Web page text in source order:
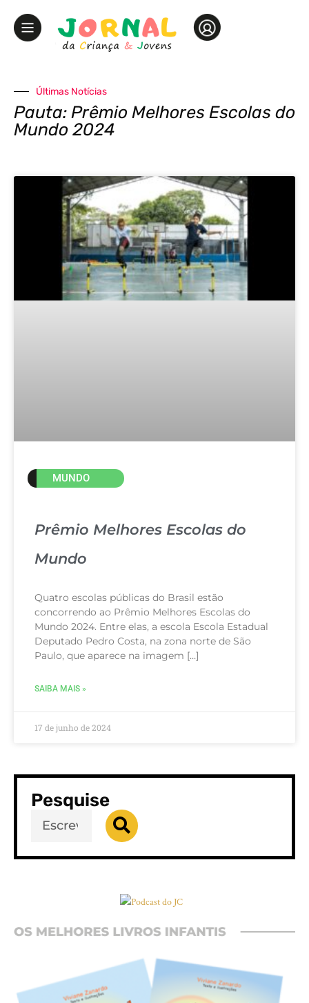
Últimas Notícias
Pauta: Prêmio Melhores Escolas do
Mundo 2024
MUNDO
Prêmio Melhores Escolas do
Mundo
Quatro escolas públicas do Brasil estão
concorrendo ao Prêmio Melhores Escolas do
Mundo 2024. Entre elas, a escola Escola Estadual
Deputado Pedro Costa, na zona norte de São
Paulo, que aparece na imagem […]
SAIBA MAIS »
17 de junho de 2024
Pesquise